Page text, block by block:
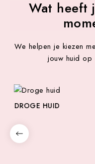
Wat heeft
We helpen je kiezen
jouw huid op
VETTE HUID